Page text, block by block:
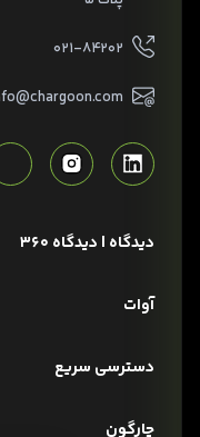
۰۲۱-۸۴۲۰۲
دیدگاه | دیدگاه 360
آوات
دسترسی سریع
چارگون